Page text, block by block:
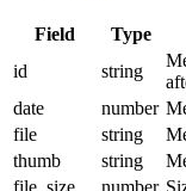
Field Type
id
string
date
number
file
string
thumb
string
file_size
number